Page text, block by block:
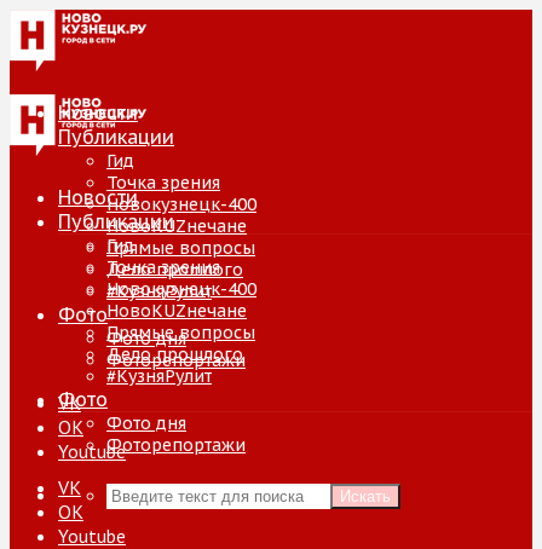
Новости
Публикации
Гид
Точка зрения
Новокузнецк-400
НовоKUZнечане
Прямые вопросы
Дело прошлого
#КузняРулит
Фото
Фото дня
Фоторепортажи
VK
ОК
Youtube
Искать
Новости
Публикации
Гид
Точка зрения
Новокузнецк-400
НовоKUZнечане
Прямые вопросы
Дело прошлого
#КузняРулит
Фото
Фото дня
Фоторепортажи
VK
ОК
Youtube